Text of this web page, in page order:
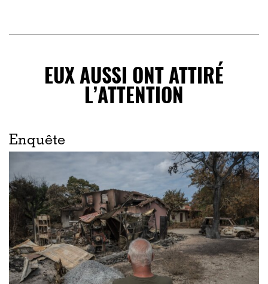
EUX AUSSI ONT ATTIRÉ
L’ATTENTION
Enquête